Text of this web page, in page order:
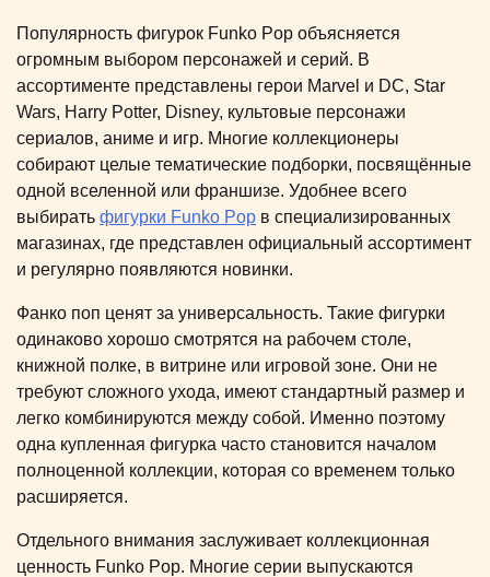
Популярность фигурок Funko Pop объясняется
огромным выбором персонажей и серий. В
ассортименте представлены герои Marvel и DC, Star
Wars, Harry Potter, Disney, культовые персонажи
сериалов, аниме и игр. Многие коллекционеры
собирают целые тематические подборки, посвящённые
одной вселенной или франшизе. Удобнее всего
выбирать фигурки Funko Pop в специализированных
магазинах, где представлен официальный ассортимент
и регулярно появляются новинки.
Фанко поп ценят за универсальность. Такие фигурки
одинаково хорошо смотрятся на рабочем столе,
книжной полке, в витрине или игровой зоне. Они не
требуют сложного ухода, имеют стандартный размер и
легко комбинируются между собой. Именно поэтому
одна купленная фигурка часто становится началом
полноценной коллекции, которая со временем только
расширяется.
Отдельного внимания заслуживает коллекционная
ценность Funko Pop. Многие серии выпускаются